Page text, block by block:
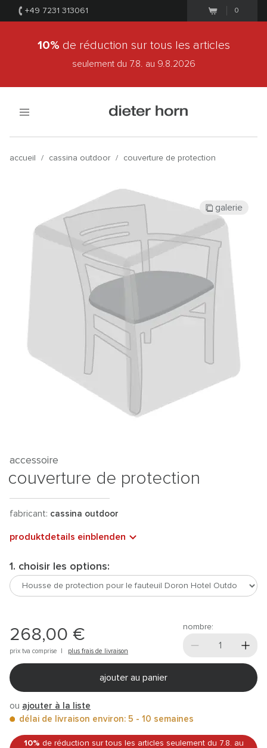
+49 7231 313061 0
10% de réduction sur tous les articles
seulement du 7.8. au 9.8.2026
accueil / cassina outdoor / couverture de protection
galerie
accessoire
couverture de protection
fabricant: cassina outdoor
produktdetails einblenden
1. choisir les options:
268,00 €
prix tva comprise | plus frais de livraison
nombre:
ajouter au panier
ou ajouter à la liste
délai de livraison environ: 5 - 10 semaines
10% de réduction sur tous les articles seulement du 7.8. au